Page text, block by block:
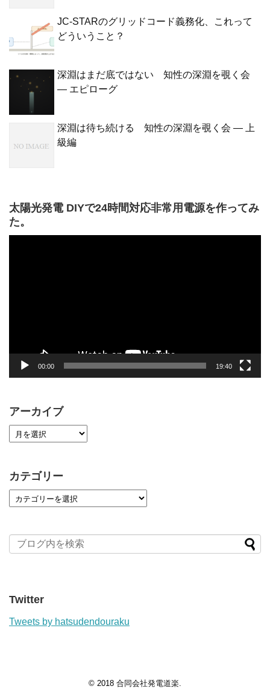
JC-STARのグリッドコード義務化、これって
どういうこと？
深淵はまだ底ではない 知性の深淵を覗く会
— エピローグ
深淵は待ち続ける 知性の深淵を覗く会 — 上
級編
太陽光発電 DIYで24時間対応非常用電源を作ってみ
た。
00:00 19:40
アーカイブ
カテゴリー
Twitter
Tweets by hatsudendouraku
© 2018 合同会社発電道楽